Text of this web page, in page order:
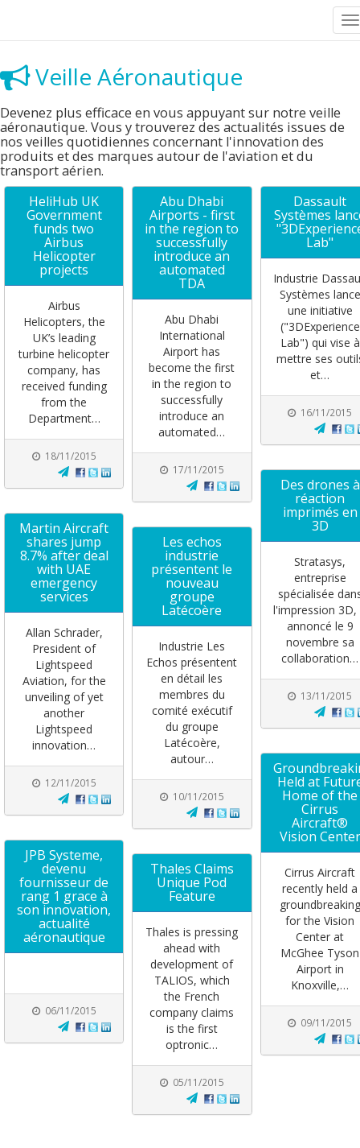
Veille Aéronautique
Devenez plus efficace en vous appuyant sur notre veille
aéronautique. Vous y trouverez des actualités issues de
nos veilles quotidiennes concernant l'innovation des
produits et des marques autour de l'aviation et du
transport aérien.
HeliHub UK
Government
funds two
Airbus
Helicopter
projects
Airbus
Helicopters, the
UK’s leading
turbine helicopter
company, has
received funding
from the
Department…
18/11/2015
Abu Dhabi
Airports - first
in the region to
successfully
introduce an
automated
TDA
Abu Dhabi
International
Airport has
become the first
in the region to
successfully
introduce an
automated…
17/11/2015
Dassault
Systèmes
Lab"
Industrie
Systèmes lance
une initiative
("3DExperience
Lab") qui vise à
mettre ses
et…
16/11/2015
Des drones à
réaction
imprimés en
3D
Stratasys,
entreprise
spécialisée
l'impression 3D,
annoncé le 9
novembre sa
collaboration…
13/11/2015
Martin Aircraft
shares jump
8.7% after deal
with UAE
emergency
services
Allan Schrader,
President of
Lightspeed
Aviation, for the
unveiling of yet
another
Lightspeed
innovation…
12/11/2015
Les echos
industrie
présentent le
nouveau
groupe
Latécoère
Industrie Les
Echos présentent
en détail les
membres du
comité exécutif
du groupe
Latécoère,
autour…
10/11/2015
Held at
Home of the
Cirrus
Aircraft®
Vision Center
Cirrus Aircraft
recently held a
groundbreaking
for the Vision
Center at
McGhee Tyson
Airport in
Knoxville,…
09/11/2015
JPB Systeme,
devenu
fournisseur de
rang 1 grace à
son innovation,
actualité
aéronautique
06/11/2015
Thales Claims
Unique Pod
Feature
Thales is pressing
ahead with
development of
TALIOS, which
the French
company claims
is the first
optronic…
05/11/2015